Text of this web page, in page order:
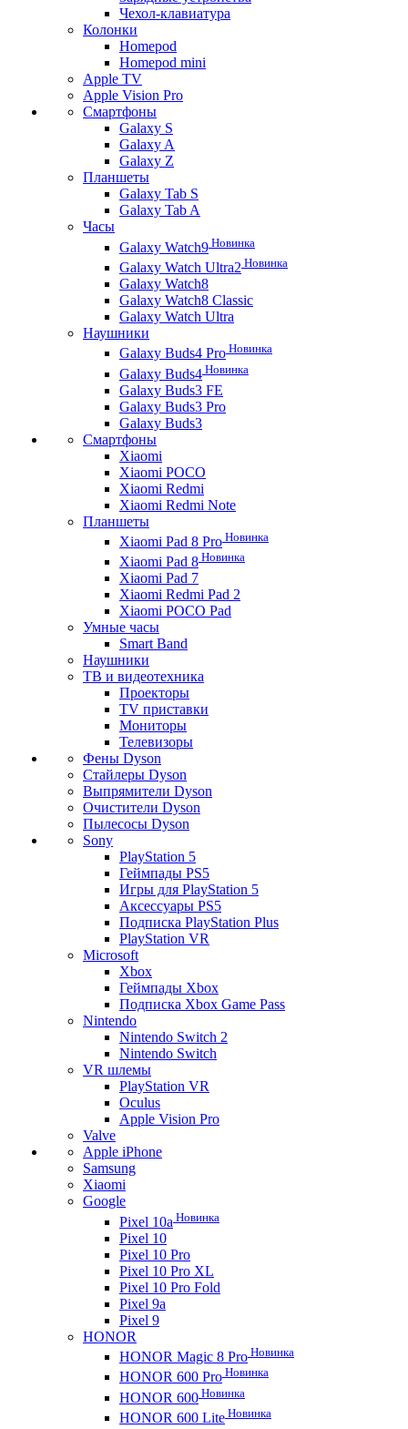
Чехол-клавиатура
Колонки
Homepod
Homepod mini
Apple TV
Apple Vision Pro
Смартфоны
Galaxy S
Galaxy A
Galaxy Z
Планшеты
Galaxy Tab S
Galaxy Tab A
Часы
Galaxy Watch9 Новинка
Galaxy Watch Ultra2 Новинка
Galaxy Watch8
Galaxy Watch8 Classic
Galaxy Watch Ultra
Наушники
Galaxy Buds4 Pro Новинка
Galaxy Buds4 Новинка
Galaxy Buds3 FE
Galaxy Buds3 Pro
Galaxy Buds3
Смартфоны
Xiaomi
Xiaomi POCO
Xiaomi Redmi
Xiaomi Redmi Note
Планшеты
Xiaomi Pad 8 Pro Новинка
Xiaomi Pad 8 Новинка
Xiaomi Pad 7
Xiaomi Redmi Pad 2
Xiaomi POCO Pad
Умные часы
Smart Band
Наушники
ТВ и видеотехника
Проекторы
TV приставки
Мониторы
Телевизоры
Фены Dyson
Стайлеры Dyson
Выпрямители Dyson
Очистители Dyson
Пылесосы Dyson
Sony
PlayStation 5
Геймпады PS5
Игры для PlayStation 5
Аксессуары PS5
Подписка PlayStation Plus
PlayStation VR
Microsoft
Xbox
Геймпады Xbox
Подписка Xbox Game Pass
Nintendo
Nintendo Switch 2
Nintendo Switch
VR шлемы
PlayStation VR
Oculus
Apple Vision Pro
Valve
Apple iPhone
Samsung
Xiaomi
Google
Pixel 10a Новинка
Pixel 10
Pixel 10 Pro
Pixel 10 Pro XL
Pixel 10 Pro Fold
Pixel 9a
Pixel 9
HONOR
HONOR Magic 8 Pro Новинка
HONOR 600 Pro Новинка
HONOR 600 Новинка
HONOR 600 Lite Новинка